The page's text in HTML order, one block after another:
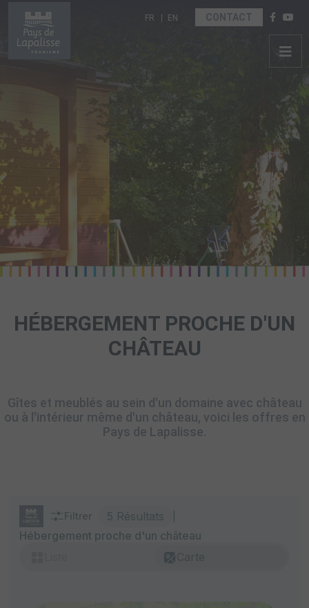
Sélectionnez votre langue
FR EN CONTACT
HÉBERGEMENT PROCHE D'UN
CHÂTEAU
Gîtes et meublés au sein d'un domaine avec château
ou à l'intérieur même d'un château, voici les offres en
Pays de Lapalisse.